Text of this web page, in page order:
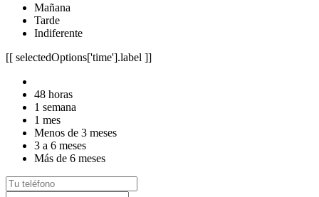
Mañana
Tarde
Indiferente
[[ selectedOptions['time'].label ]]
48 horas
1 semana
1 mes
Menos de 3 meses
3 a 6 meses
Más de 6 meses